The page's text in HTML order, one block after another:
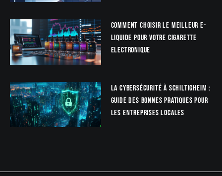
Comment choisir le meilleur e-
liquide pour votre cigarette
electronique
La Cybersécurité à Schiltigheim :
Guide des bonnes pratiques pour
les entreprises locales